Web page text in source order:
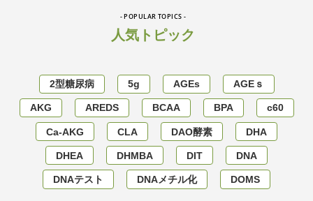
- POPULAR TOPICS -
人気トピック
2型糖尿病 5g AGEs AGEｓ
AKG AREDS BCAA BPA c60
Ca-AKG CLA DAO酵素 DHA
DHEA DHMBA DIT DNA
DNAテスト DNAメチル化 DOMS